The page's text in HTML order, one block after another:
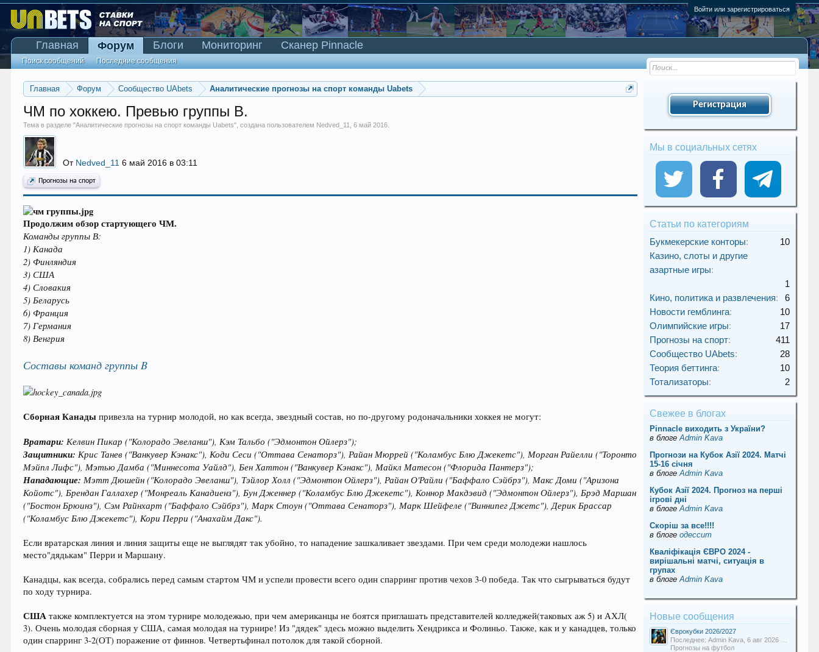
Войти или зарегистрироваться
Главная Форум Сообщество UAbets Аналитические прогнозы на спорт команды Uabets
ЧМ по хоккею. Превью группы B.
Тема в разделе "Аналитические прогнозы на спорт команды Uabets", создана пользователем Nedved_11 ,6 май 2016
От Nedved_11 6 май 2016 в 03:11
Прогнозы на спорт
Продолжим обзор стартующего ЧМ.
Команды группы В:
1) Канада
2) Финляндия
3) США
4) Словакия
5) Беларусь
6) Франция
7) Германия
8) Венгрия
Составы команд группы B
Сборная Канады привезла на турнир молодой, но как всегда, звездный состав, но по-другому родоначальники хоккея не могут:
Вратари:Келвин Пикар ("Колорадо Эвеланш"), Кэм Тальбо ("Эдмонтон Ойлерз");
Защитники: Крис Танев ("Ванкувер Кэнакс"), Коди Сеси ("Оттава Сенаторз"), Райан Мюррей ("Коламбус Блю Джекетс"), Морган Райелли ("Торонто
Мэйпл Лифс"), Мэтью Дамба ("Миннесота Уайлд"), Бен Хаттон ("Ванкувер Кэнакс"), Майкл Матесон ("Флорида Пантерз");
Нападающие:Мэтт Дюшейн ("Колорадо Эвеланш"), Тэйлор Холл ("Эдмонтон Ойлерз"), Райан О'Райли ("Баффало Сэйбрз"), Макс Доми ("Аризона
Койотс"), Брендан Галлахер ("Монреаль Канадиенз"), Бун Дженнер ("Коламбус Блю Джекетс"), Коннор Макдэвид ("Эдмонтон Ойлерз"), Брэд Маршан
("Бостон Брюинз"), Сэм Райнхарт ("Баффало Сэйбрз"), Марк Стоун ("Оттава Сенаторз"), Марк Шейфеле ("Виннипег Джетс"), Дерик Брассар
("Коламбус Блю Джекетс"), Кори Перри ("Анахайм Дакс").
Если вратарская линия и линия защиты еще не выглядят так убойно, то нападение зашкаливает звездами. При чем среди молодежи нашлось
место"дядькам" Перри и Маршану.
Канадцы, как всегда, собрались перед самым стартом ЧМ и успели провести всего один спарринг против чехов 3-0 победа. Так что сыгрываться будут
по ходу турнира.
США также комплектуется на этом турнире молодежью, при чем американцы не боятся приглашать представителей колледжей(таковых аж 5) и АХЛ(
3). Очень молодая сборная у США, самая молодая на турнире! Из "дядек" здесь можно выделить Хендрикса и Фолиньо. Также, как и у канадцев, только
один спарринг 3-2(ОТ) поражение от финнов. Четвертьфинал потолок для такой сборной.
Регистрация
Мы в социальных сетях
Статьи по категориям
Букмекерские конторы:
10
Казино, слоты и другие
азартные игры:
1
Кино, политика и развлечения:
6
Новости гемблинга:
10
Олимпийские игры:
17
Прогнозы на спорт:
411
Сообщество UAbets:
28
Теория беттинга:
10
Тотализаторы: 2
Свежее в блогах
Pinnacle виходить з України?
в блогеAdmin Kava
Прогнози на Кубок Азії 2024. Матчі
15-16 січня
в блогеAdmin Kava
Кубок Азії 2024. Прогноз на перші
ігрові дні
в блогеAdmin Kava
Скорiш за все!!!!
в блоге одессит
Кваліфікація ЄВРО 2024 -
вирішальні матчі, ситуація в
групах
в блогеAdmin Kava
Новые сообщения
Єврокубки 2026/2027
Последнее: Admin Kava, 6 авг 2026 в 19:31
Прогнозы на футбол
Главная Форум
Поиск сообщений Последние сообщения
Блоги Мониторинг Сканер Pinnacle